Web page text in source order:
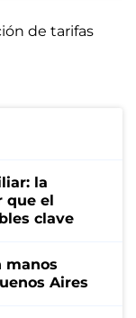
de tarifas
la
que el
clave
manos
Aires